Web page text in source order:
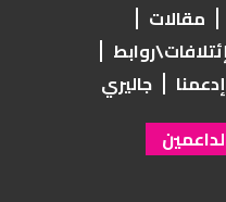
مقالات
إئتلافات\روابط
إدعمنا
جاليري